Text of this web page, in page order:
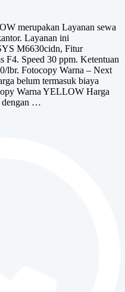
merupakan Layanan sewa
Layanan ini
M6630cidn, Fitur
F4. Speed 30 ppm. Ketentuan
lbr. Fotocopy Warna – Next
belum termasuk biaya
Warna YELLOW Harga
dengan …